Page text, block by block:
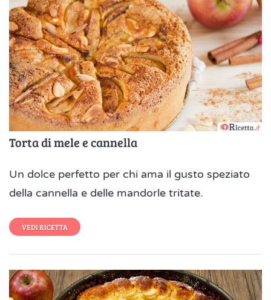
Torta di mele e cannella
Un dolce perfetto per chi ama il gusto speziato
della cannella e delle mandorle tritate.
VEDI RICETTA